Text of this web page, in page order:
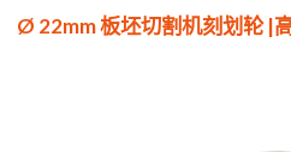
Ø 22mm 板坯切割机刻划轮 |